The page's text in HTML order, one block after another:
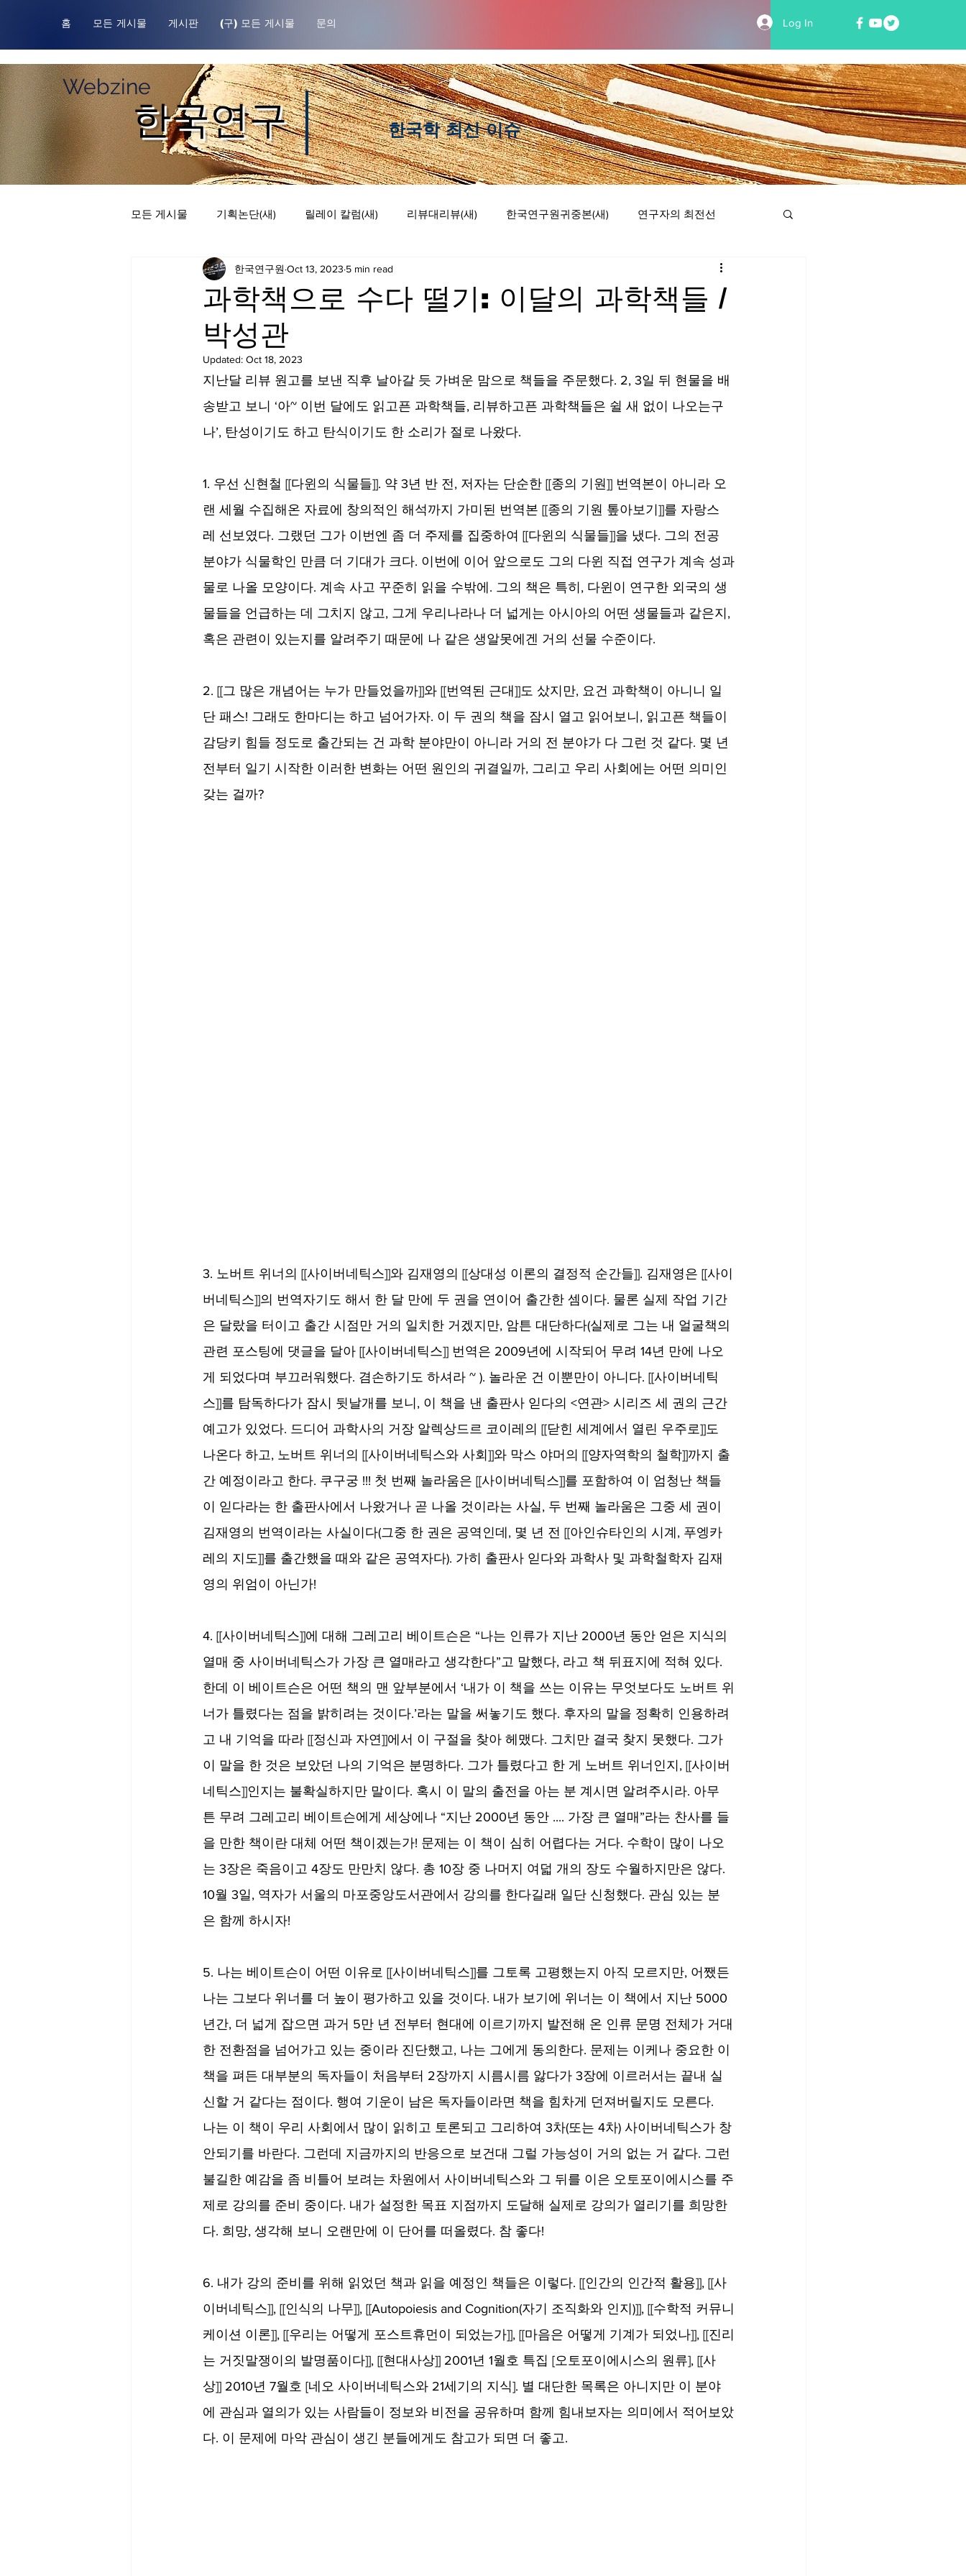
홈 모든 게시물 게시판 (구) 모든 게시물 문의 Log In
Webzine
​한국학 최신 이슈
한국연구
모든 게시물 기획논단(새) 릴레이 칼럼(새) 리뷰대리뷰(새) 한국연구원귀중본(새) 연구자의 최전선
한국연구원귀중본 릴레이 칼럼 리뷰 대 리뷰
과학책으로 수다 떨기: 이달의 과학책들 /
박성관
한국연구원 Oct 13, 2023 5 min read
Updated: Oct 18, 2023
지난달 리뷰 원고를 보낸 직후 날아갈 듯 가벼운 맘으로 책들을 주문했다. 2, 3일 뒤 현물을 배
송받고 보니 ‘아~ 이번 달에도 읽고픈 과학책들, 리뷰하고픈 과학책들은 쉴 새 없이 나오는구
나’, 탄성이기도 하고 탄식이기도 한 소리가 절로 나왔다.
1. 우선 신현철 [[다윈의 식물들]]. 약 3년 반 전, 저자는 단순한 [[종의 기원]] 번역본이 아니라 오
랜 세월 수집해온 자료에 창의적인 해석까지 가미된 번역본 [[종의 기원 톺아보기]]를 자랑스
레 선보였다. 그랬던 그가 이번엔 좀 더 주제를 집중하여 [[다윈의 식물들]]을 냈다. 그의 전공
분야가 식물학인 만큼 더 기대가 크다. 이번에 이어 앞으로도 그의 다윈 직접 연구가 계속 성과
물로 나올 모양이다. 계속 사고 꾸준히 읽을 수밖에. 그의 책은 특히, 다윈이 연구한 외국의 생
물들을 언급하는 데 그치지 않고, 그게 우리나라나 더 넓게는 아시아의 어떤 생물들과 같은지,
혹은 관련이 있는지를 알려주기 때문에 나 같은 생알못에겐 거의 선물 수준이다.
2. [[그 많은 개념어는 누가 만들었을까]]와 [[번역된 근대]]도 샀지만, 요건 과학책이 아니니 일
단 패스! 그래도 한마디는 하고 넘어가자. 이 두 권의 책을 잠시 열고 읽어보니, 읽고픈 책들이
감당키 힘들 정도로 출간되는 건 과학 분야만이 아니라 거의 전 분야가 다 그런 것 같다. 몇 년
전부터 일기 시작한 이러한 변화는 어떤 원인의 귀결일까, 그리고 우리 사회에는 어떤 의미인
갖는 걸까?
3. 노버트 위너의 [[사이버네틱스]]와 김재영의 [[상대성 이론의 결정적 순간들]]. 김재영은 [[사이
버네틱스]]의 번역자기도 해서 한 달 만에 두 권을 연이어 출간한 셈이다. 물론 실제 작업 기간
은 달랐을 터이고 출간 시점만 거의 일치한 거겠지만, 암튼 대단하다(실제로 그는 내 얼굴책의
관련 포스팅에 댓글을 달아 [[사이버네틱스]] 번역은 2009년에 시작되어 무려 14년 만에 나오
게 되었다며 부끄러워했다. 겸손하기도 하셔라 ~ ). 놀라운 건 이뿐만이 아니다. [[사이버네틱
스]]를 탐독하다가 잠시 뒷날개를 보니, 이 책을 낸 출판사 읻다의 <연관> 시리즈 세 권의 근간
예고가 있었다. 드디어 과학사의 거장 알렉상드르 코이레의 [[닫힌 세계에서 열린 우주로]]도
나온다 하고, 노버트 위너의 [[사이버네틱스와 사회]]와 막스 야머의 [[양자역학의 철학]]까지 출
간 예정이라고 한다. 쿠구궁 !!! 첫 번째 놀라움은 [[사이버네틱스]]를 포함하여 이 엄청난 책들
이 읻다라는 한 출판사에서 나왔거나 곧 나올 것이라는 사실, 두 번째 놀라움은 그중 세 권이
김재영의 번역이라는 사실이다(그중 한 권은 공역인데, 몇 년 전 [[아인슈타인의 시계, 푸엥카
레의 지도]]를 출간했을 때와 같은 공역자다). 가히 출판사 읻다와 과학사 및 과학철학자 김재
영의 위엄이 아닌가!
4. [[사이버네틱스]]에 대해 그레고리 베이트슨은 “나는 인류가 지난 2000년 동안 얻은 지식의
열매 중 사이버네틱스가 가장 큰 열매라고 생각한다”고 말했다, 라고 책 뒤표지에 적혀 있다.
한데 이 베이트슨은 어떤 책의 맨 앞부분에서 ‘내가 이 책을 쓰는 이유는 무엇보다도 노버트 위
너가 틀렸다는 점을 밝히려는 것이다.’라는 말을 써놓기도 했다. 후자의 말을 정확히 인용하려
고 내 기억을 따라 [[정신과 자연]]에서 이 구절을 찾아 헤맸다. 그치만 결국 찾지 못했다. 그가
이 말을 한 것은 보았던 나의 기억은 분명하다. 그가 틀렸다고 한 게 노버트 위너인지, [[사이버
네틱스]]인지는 불확실하지만 말이다. 혹시 이 말의 출전을 아는 분 계시면 알려주시라. 아무
튼 무려 그레고리 베이트슨에게 세상에나 “지난 2000년 동안 .... 가장 큰 열매”라는 찬사를 들
을 만한 책이란 대체 어떤 책이겠는가! 문제는 이 책이 심히 어렵다는 거다. 수학이 많이 나오
는 3장은 죽음이고 4장도 만만치 않다. 총 10장 중 나머지 여덟 개의 장도 수월하지만은 않다.
10월 3일, 역자가 서울의 마포중앙도서관에서 강의를 한다길래 일단 신청했다. 관심 있는 분
은 함께 하시자!
5. 나는 베이트슨이 어떤 이유로 [[사이버네틱스]]를 그토록 고평했는지 아직 모르지만, 어쨌든
나는 그보다 위너를 더 높이 평가하고 있을 것이다. 내가 보기에 위너는 이 책에서 지난 5000
년간, 더 넓게 잡으면 과거 5만 년 전부터 현대에 이르기까지 발전해 온 인류 문명 전체가 거대
한 전환점을 넘어가고 있는 중이라 진단했고, 나는 그에게 동의한다. 문제는 이케나 중요한 이
책을 펴든 대부분의 독자들이 처음부터 2장까지 시름시름 앓다가 3장에 이르러서는 끝내 실
신할 거 같다는 점이다. 행여 기운이 남은 독자들이라면 책을 힘차게 던져버릴지도 모른다.
나는 이 책이 우리 사회에서 많이 읽히고 토론되고 그리하여 3차(또는 4차) 사이버네틱스가 창
안되기를 바란다. 그런데 지금까지의 반응으로 보건대 그럴 가능성이 거의 없는 거 같다. 그런
불길한 예감을 좀 비틀어 보려는 차원에서 사이버네틱스와 그 뒤를 이은 오토포이에시스를 주
제로 강의를 준비 중이다. 내가 설정한 목표 지점까지 도달해 실제로 강의가 열리기를 희망한
다. 희망, 생각해 보니 오랜만에 이 단어를 떠올렸다. 참 좋다!
6. 내가 강의 준비를 위해 읽었던 책과 읽을 예정인 책들은 이렇다. [[인간의 인간적 활용]], [[사
이버네틱스]], [[인식의 나무]], [[Autopoiesis and Cognition(자기 조직화와 인지)]], [[수학적 커뮤니
케이션 이론]], [[우리는 어떻게 포스트휴먼이 되었는가]], [[마음은 어떻게 기계가 되었나]], [[진리
는 거짓말쟁이의 발명품이다]], [[현대사상]] 2001년 1월호 특집 [오토포이에시스의 원류], [[사
상]] 2010년 7월호 [네오 사이버네틱스와 21세기의 지식]. 별 대단한 목록은 아니지만 이 분야
에 관심과 열의가 있는 사람들이 정보와 비전을 공유하며 함께 힘내보자는 의미에서 적어보았
다. 이 문제에 마악 관심이 생긴 분들에게도 참고가 되면 더 좋고.